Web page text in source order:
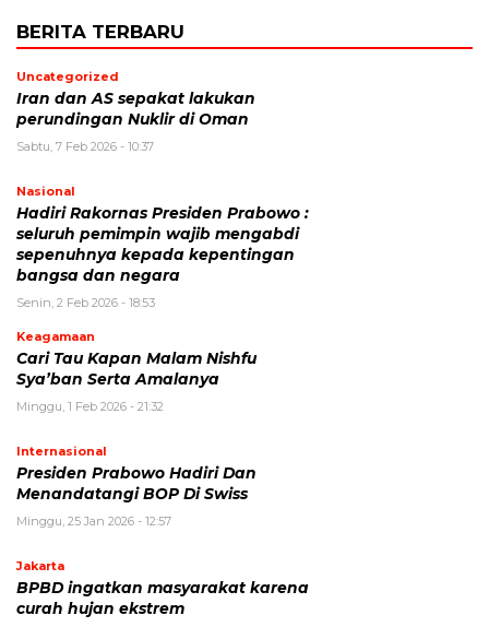
BERITA TERBARU
Uncategorized
Iran dan AS sepakat lakukan
perundingan Nuklir di Oman
Sabtu, 7 Feb 2026 - 10:37
Nasional
Hadiri Rakornas Presiden Prabowo :
seluruh pemimpin wajib mengabdi
sepenuhnya kepada kepentingan
bangsa dan negara
Senin, 2 Feb 2026 - 18:53
Keagamaan
Cari Tau Kapan Malam Nishfu
Sya’ban Serta Amalanya
Minggu, 1 Feb 2026 - 21:32
Internasional
Presiden Prabowo Hadiri Dan
Menandatangi BOP Di Swiss
Minggu, 25 Jan 2026 - 12:57
Jakarta
BPBD ingatkan masyarakat karena
curah hujan ekstrem